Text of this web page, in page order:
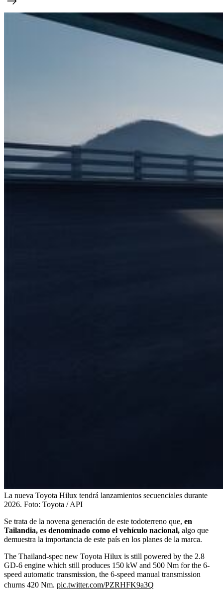
La nueva Toyota Hilux tendrá lanzamientos secuenciales durante
2026. Foto: Toyota / API
Se trata de la novena generación de este todoterreno que, en
Tailandia, es denominado como el vehículo nacional, algo que
demuestra la importancia de este país en los planes de la marca.
The Thailand-spec new Toyota Hilux is still powered by the 2.8
GD-6 engine which still produces 150 kW and 500 Nm for the 6-
speed automatic transmission, the 6-speed manual transmission
churns 420 Nm. pic.twitter.com/PZRHFK9a3Q